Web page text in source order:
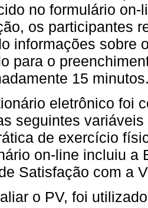
no formulário on-
os participantes
informações sobre
para o
15
eletrônico foi
seguintes
de exercício
on-line incluiu a
Satisfação com a
o PV, foi